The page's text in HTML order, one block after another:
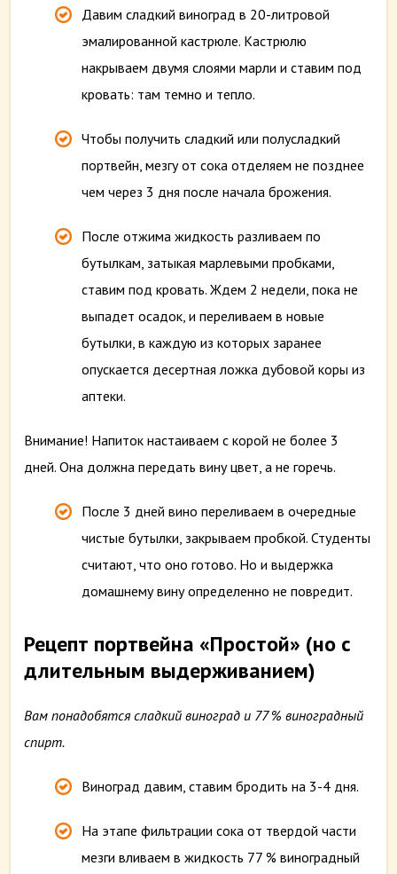
Давим сладкий виноград в 20-литровой
эмалированной кастрюле. Кастрюлю
накрываем двумя слоями марли и ставим под
кровать: там темно и тепло.
Чтобы получить сладкий или полусладкий
портвейн, мезгу от сока отделяем не позднее
чем через 3 дня после начала брожения.
После отжима жидкость разливаем по
бутылкам, затыкая марлевыми пробками,
ставим под кровать. Ждем 2 недели, пока не
выпадет осадок, и переливаем в новые
бутылки, в каждую из которых заранее
опускается десертная ложка дубовой коры из
аптеки.
Внимание! Напиток настаиваем с корой не более 3
дней. Она должна передать вину цвет, а не горечь.
После 3 дней вино переливаем в очередные
чистые бутылки, закрываем пробкой. Студенты
считают, что оно готово. Но и выдержка
домашнему вину определенно не повредит.
Рецепт портвейна «Простой» (но с
длительным выдерживанием)
Вам понадобятся сладкий виноград и 77 % виноградный
спирт.
Виноград давим, ставим бродить на 3-4 дня.
На этапе фильтрации сока от твердой части
мезги вливаем в жидкость 77 % виноградный